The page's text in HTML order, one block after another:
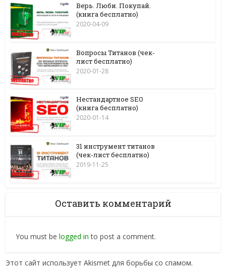
Верь. Люби. Покупай.
(книга бесплатно)
2020-04-09
Вопросы Титанов (чек-
лист бесплатно)
2020-01-28
Нестандартное SEO
(книга бесплатно)
2020-01-14
31 инструмент титанов
(чек-лист бесплатно)
2019-11-25
Оставить комментарий
You must belogged in to post a comment.
Этот сайт использует Akismet для борьбы со спамом.